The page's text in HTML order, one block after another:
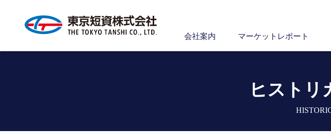
会社案内 マーケットレポート
ヒストリ